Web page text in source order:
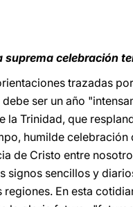
suprema celebración
trazadas
ser un año
la Trinidad, que
humilde
de Cristo entre
signos sencillos y
regiones. En esta